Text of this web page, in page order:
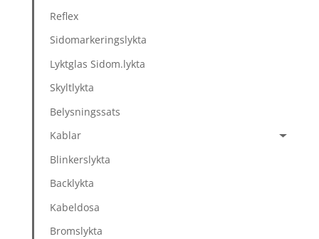
Reflex
Sidomarkeringslykta
Lyktglas Sidom.lykta
Skyltlykta
Belysningssats
Kablar
Blinkerslykta
Backlykta
Kabeldosa
Bromslykta